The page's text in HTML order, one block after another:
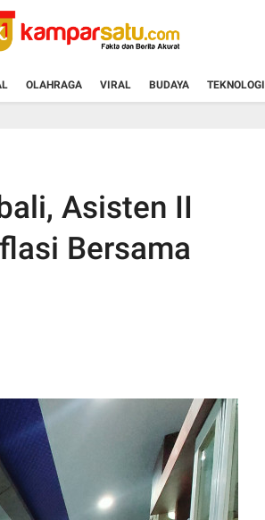
OLAHRAGA VIRAL BUDAYA TEKNOLOGI
Asisten II
Bersama